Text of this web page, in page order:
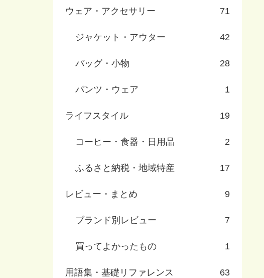
ウェア・アクセサリー 71
ジャケット・アウター 42
バッグ・小物 28
パンツ・ウェア 1
ライフスタイル 19
コーヒー・食器・日用品 2
ふるさと納税・地域特産 17
レビュー・まとめ 9
ブランド別レビュー 7
買ってよかったもの 1
用語集・基礎リファレンス 63